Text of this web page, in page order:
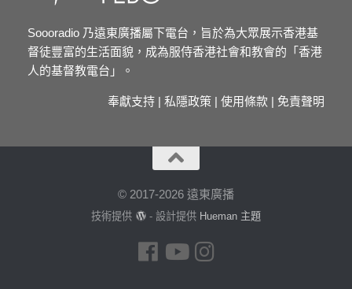
Soooradio 乃遠東廣播屬下電台，旨於為大眾展示香港基
督徒豐富的生活面貌，成為服侍香港社會和教會的「香港
人的基督教電台」。
奉獻支持 | 私隱政策 | 使用條款 | 免責聲明
© 2017-2026 遠東廣播
技術提供 - 設計提供 Hueman 主題